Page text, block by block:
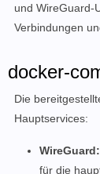
und WireGuard-
Verbindungen
docker-
Die
Hauptservices:
WireGuard:
für die